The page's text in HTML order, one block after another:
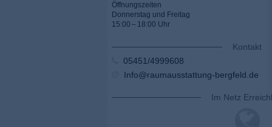
Öffnungszeiten
Donnerstag und Freitag
15:00 – 18:00 Uhr
Kontakt
05451/4999608
Info@raumausstattung-bergfeld.de
Im Netz